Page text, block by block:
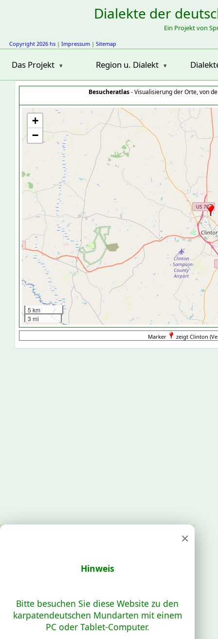
Dialekte der
Ein Projekt von
Copyright 2026 hs | Impressum | Sitemap
Das Projekt Region u. Dialekt
Besucheratlas- Visualisierung der Orte, von
+
−
5 km
3 mi
Marker zeigt Clinton
×
Hinweis
Bitte besuchen Sie diese Website zu den
karpatendeutschen Mundarten mit einem
PC oder Tablet-Computer.